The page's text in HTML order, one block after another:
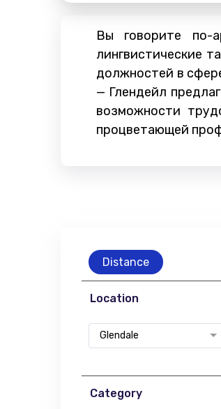
Вы говорите по-
лингвистические
должностей в
— Глендейл
возможности
процветающей
Distance
Location
Glendale
Category